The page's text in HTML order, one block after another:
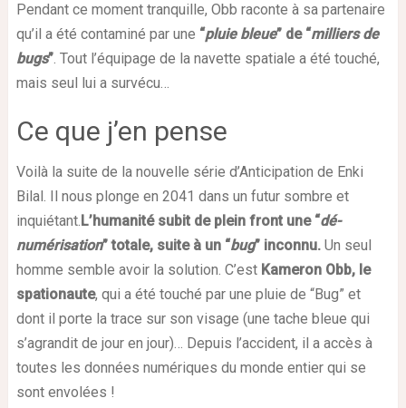
Pendant ce moment tranquille, Obb raconte à sa partenaire
qu’il a été contaminé par une “pluie bleue” de “milliers de
bugs”. Tout l’équipage de la navette spatiale a été touché,
mais seul lui a survécu…
Ce que j’en pense
Voilà la suite de la nouvelle série d’Anticipation de Enki
Bilal. Il nous plonge en 2041 dans un futur sombre et
inquiétant.L’humanité subit de plein front une “dé-
numérisation” totale, suite à un “bug” inconnu.Un seul
homme semble avoir la solution. C’est Kameron Obb, le
spationaute, qui a été touché par une pluie de “Bug” et
dont il porte la trace sur son visage (une tache bleue qui
s’agrandit de jour en jour)… Depuis l’accident, il a accès à
toutes les données numériques du monde entier qui se
sont envolées !